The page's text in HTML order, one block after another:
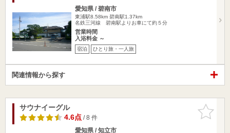
愛知県 / 碧南市
東浦駅8.58km 碧南駅1.37km
名鉄三河線 碧南駅よりお車にて約５分
営業時間
入浴料金 ～
宿泊 ひとり旅・一人旅
関連情報から探す
お気に入
りに追加
サウナイーグル
4.6点/ 8 件
愛知県 / 知立市